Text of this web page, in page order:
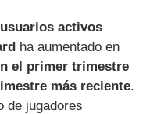
usuarios activos
ha aumentado en
el primer trimestre
más reciente.
de jugadores